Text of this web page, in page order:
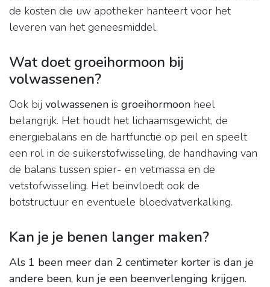
de kosten die uw apotheker hanteert voor het
leveren van het geneesmiddel.
Wat doet groeihormoon bij
volwassenen?
Ook bij volwassenen is groeihormoon heel
belangrijk. Het houdt het lichaamsgewicht, de
energiebalans en de hartfunctie op peil en speelt
een rol in de suikerstofwisseling, de handhaving van
de balans tussen spier- en vetmassa en de
vetstofwisseling. Het beïnvloedt ook de
botstructuur en eventuele bloedvatverkalking.
Kan je je benen langer maken?
Als 1 been meer dan 2 centimeter korter is dan je
andere been, kun je een beenverlenging krijgen.